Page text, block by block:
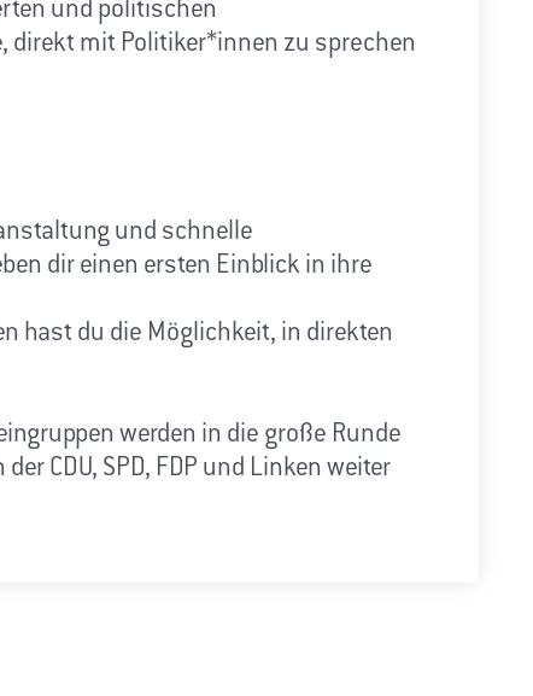
und politischen
direkt mit Politiker*innen zu sprechen
und schnelle
dir einen ersten Einblick in ihre
hast du die Möglichkeit, in direkten
werden in die große Runde
CDU, SPD, FDP und Linken weiter